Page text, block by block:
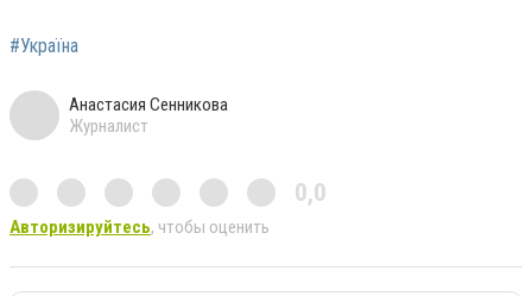
#Україна
Анастасия Сенникова
Журналист
0,0
Авторизируйтесь, чтобы оценить